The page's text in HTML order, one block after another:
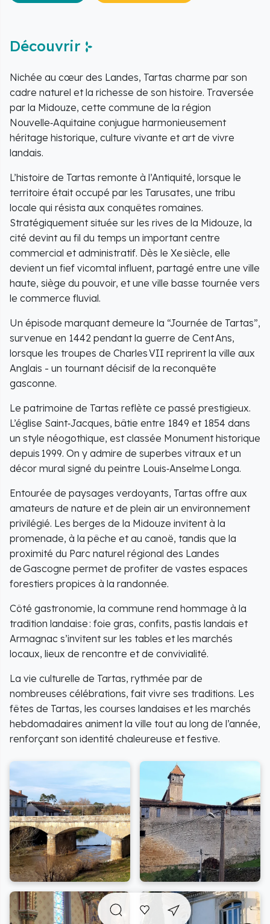
Découvrir
Nichée au cœur des Landes, Tartas charme par son
cadre naturel et la richesse de son histoire. Traversée
par la Midouze, cette commune de la région
Nouvelle‑Aquitaine conjugue harmonieusement
héritage historique, culture vivante et art de vivre
landais.
L’histoire de Tartas remonte à l’Antiquité, lorsque le
territoire était occupé par les Tarusates, une tribu
locale qui résista aux conquêtes romaines.
Stratégiquement située sur les rives de la Midouze, la
cité devint au fil du temps un important centre
commercial et administratif. Dès le Xe siècle, elle
devient un fief vicomtal influent, partagé entre une ville
haute, siège du pouvoir, et une ville basse tournée vers
le commerce fluvial.
Un épisode marquant demeure la “Journée de Tartas”,
survenue en 1442 pendant la guerre de Cent Ans,
lorsque les troupes de Charles VII reprirent la ville aux
Anglais - un tournant décisif de la reconquête
gasconne.
Le patrimoine de Tartas reflète ce passé prestigieux.
L’église Saint‑Jacques, bâtie entre 1849 et 1854 dans
un style néogothique, est classée Monument historique
depuis 1999. On y admire de superbes vitraux et un
décor mural signé du peintre Louis‑Anselme Longa.
Entourée de paysages verdoyants, Tartas offre aux
amateurs de nature et de plein air un environnement
privilégié. Les berges de la Midouze invitent à la
promenade, à la pêche et au canoë, tandis que la
proximité du Parc naturel régional des Landes
de Gascogne permet de profiter de vastes espaces
forestiers propices à la randonnée.
Côté gastronomie, la commune rend hommage à la
tradition landaise : foie gras, confits, pastis landais et
Armagnac s’invitent sur les tables et les marchés
locaux, lieux de rencontre et de convivialité.
La vie culturelle de Tartas, rythmée par de
nombreuses célébrations, fait vivre ses traditions. Les
fêtes de Tartas, les courses landaises et les marchés
hebdomadaires animent la ville tout au long de l’année,
renforçant son identité chaleureuse et festive.